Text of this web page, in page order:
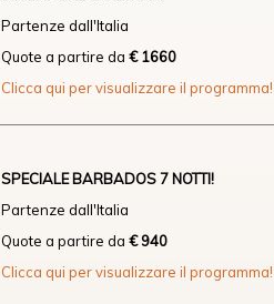
Partenze dall'Italia
Quote a partire da € 1660
Clicca qui per visualizzare il programma!
SPECIALE BARBADOS 7 NOTTI!
Partenze dall'Italia
Quote a partire da € 940
Clicca qui per visualizzare il programma!